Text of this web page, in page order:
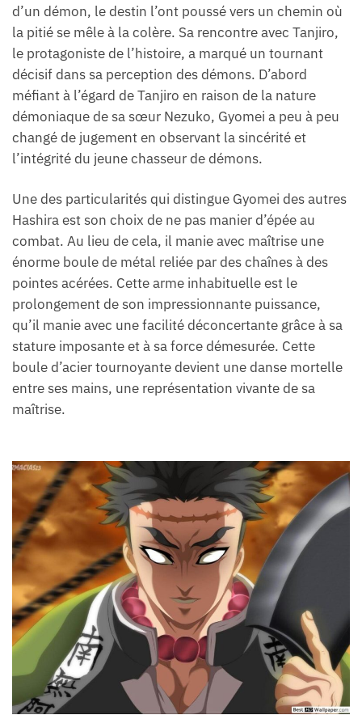
d’un démon, le destin l’ont poussé vers un chemin où
la pitié se mêle à la colère. Sa rencontre avec Tanjiro,
le protagoniste de l’histoire, a marqué un tournant
décisif dans sa perception des démons. D’abord
méfiant à l’égard de Tanjiro en raison de la nature
démoniaque de sa sœur Nezuko, Gyomei a peu à peu
changé de jugement en observant la sincérité et
l’intégrité du jeune chasseur de démons.
Une des particularités qui distingue Gyomei des autres
Hashira est son choix de ne pas manier d’épée au
combat. Au lieu de cela, il manie avec maîtrise une
énorme boule de métal reliée par des chaînes à des
pointes acérées. Cette arme inhabituelle est le
prolongement de son impressionnante puissance,
qu’il manie avec une facilité déconcertante grâce à sa
stature imposante et à sa force démesurée. Cette
boule d’acier tournoyante devient une danse mortelle
entre ses mains, une représentation vivante de sa
maîtrise.